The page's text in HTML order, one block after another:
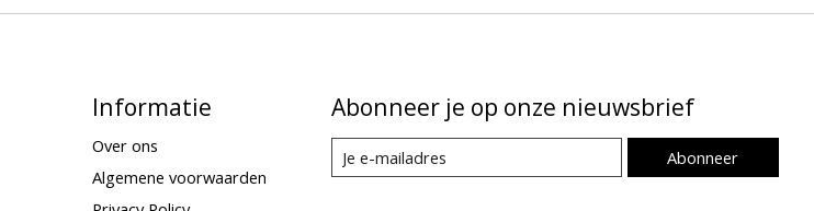
Informatie
Over ons
Algemene voorwaarden
Abonneer je op onze nieuwsbrief
Abonneer